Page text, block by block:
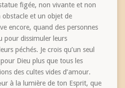
figée, non vivante et non
et un objet de
encore, quand des personnes
pour dissimuler leurs
péchés. Je crois qu’un seul
Dieu plus que tous les
des cultes vides d’amour.
à la lumière de ton Esprit, que